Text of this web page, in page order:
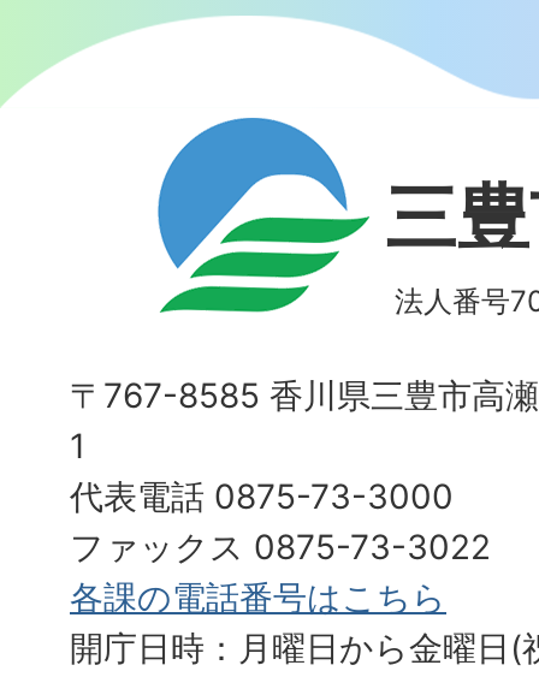
三
法人番号
〒767-8585 香川県三豊市高
1
代表電話 0875-73-3000
ファックス 0875-73-3022
各課の電話番号はこちら
開庁日時：月曜日から金曜日(